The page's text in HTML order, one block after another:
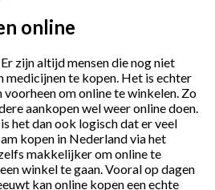
online
zijn altijd mensen die nog niet
medicijnen te kopen. Het is echter
om online te winkelen. Zo
aankopen wel weer online doen.
het dan ook logisch dat er veel
kopen in Nederland via het
makkelijker om online te
winkel te gaan. Vooral op dagen
kan online kopen een echte